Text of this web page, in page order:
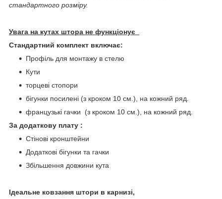
стандартного розміру.
Увага на кутах штора не функціонує
Стандартний комплект включає:
Профіль для монтажу в стелю
Кути
торцеві стопори
бігунки посилені (з кроком 10 см.), на кожний ряд.
французькі гачки (з кроком 10 см.), на кожний ряд.
За додаткову плату :
Стінові кронштейни
Додаткові бігунки та гачки
Збільшення довжини кута
Ідеальне ковзання штори в карнизі,